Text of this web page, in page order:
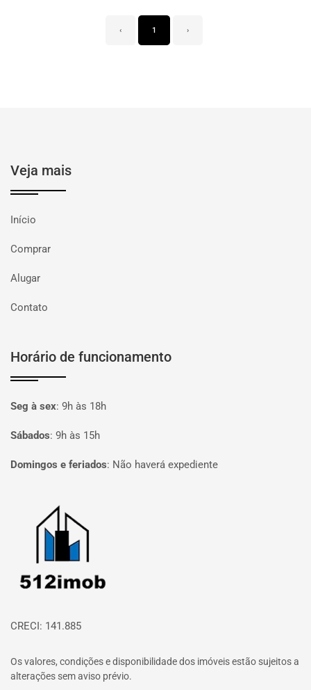
‹ 1 ›
Veja mais
Início
Comprar
Alugar
Contato
Horário de funcionamento
Seg à sex: 9h às 18h
Sábados: 9h às 15h
Domingos e feriados: Não haverá expediente
Página inicial
CRECI: 141.885
Os valores, condições e disponibilidade dos imóveis estão sujeitos a
alterações sem aviso prévio.